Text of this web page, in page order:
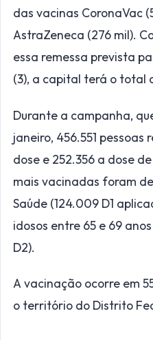
das vacinas CoronaVac
AstraZeneca (276 mil).
essa remessa prevista
(3), a capital terá o total
Durante a campanha,
janeiro, 456.551
dose e 252.356 a dose
mais vacinadas foram
Saúde (124.009 D1
idosos entre 65 e 69 anos
D2).
A vacinação ocorre em
o território do Distrito